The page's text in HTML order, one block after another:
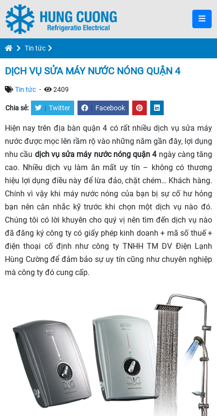
Tin tức
DỊCH VỤ SỬA MÁY NƯỚC NÓNG QUẬN 4
Tin tức - 2409
Chia sẻ: | Twitter | Facebook
Hiện nay trên địa bàn quận 4 có rất nhiều dịch vụ sửa máy
nước được mọc lên rầm rộ vào những năm gần đây, lợi dụng
nhu cầu dịch vụ sửa máy nước nóng quận 4ngày càng tăng
cao. Nhiều dịch vụ làm ăn mất uy tín – không có thương
hiệu lợi dụng điều này để lừa đảo, chặt chém… Khách hàng.
Chính vì vậy khi máy nước nóng của bạn bị sự cố hư hỏng
bạn nên cân nhắc kỹ trước khi chọn một dịch vụ nào đó.
Chúng tôi có lời khuyên cho quý vị nên tìm đến dịch vụ nào
đã đăng ký công ty có giấy phép kinh doanh + mã số thuế +
điện thoại cố định như công ty TNHH TM DV Điện Lạnh
Hùng Cường để đảm bảo sự uy tín cũng như chuyên nghiệp
mà công ty đó cung cấp.